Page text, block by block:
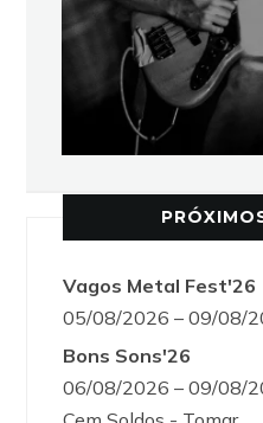
Vagos Metal Fest'26
05/08/2026 – 09/08/
Bons Sons'26
06/08/2026 – 09/08/